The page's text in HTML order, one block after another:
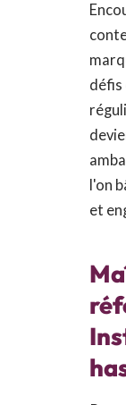
défis
l'on
et